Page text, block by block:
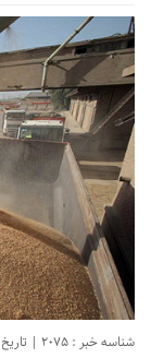
شناسه خبر : 2075 | تاریخ انتشار : 01 تیر 1401 - 2:24 |